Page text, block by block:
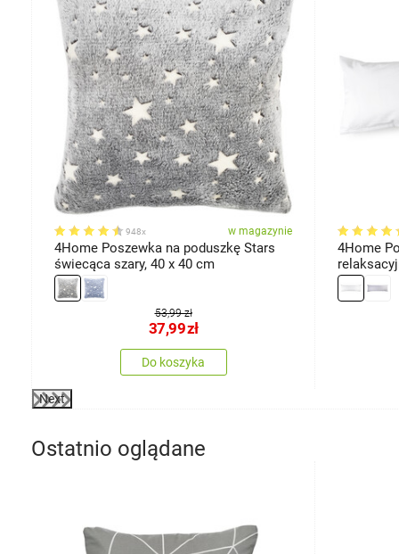
948x w magazynie
4Home Poszewka na poduszkę Stars
świecąca szary, 40 x 40 cm
53,99 zł
37,99zł
Do koszyka
4Home
120 cm
Next
Ostatnio oglądane